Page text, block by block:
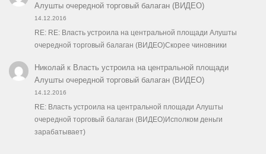
Алушты очередной торговый балаган (ВИДЕО)
14.12.2016
RE: RE: Власть устроила на центральной площади Алушты
очередной торговый балаган (ВИДЕО)Скорее чиновники
Николайк Власть устроила на центральной площади
Алушты очередной торговый балаган (ВИДЕО)
14.12.2016
RE: Власть устроила на центральной площади Алушты
очередной торговый балаган (ВИДЕО)Исполком деньги
зарабатывает)